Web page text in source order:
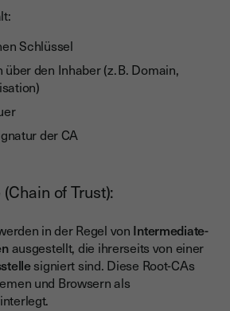
Schlüssel
den Inhaber (z. B. Domain,
der CA
of Trust):
in der Regel von Intermediate-
ausgestellt, die ihrerseits von einer
signiert sind. Diese Root-CAs
und Browsern als